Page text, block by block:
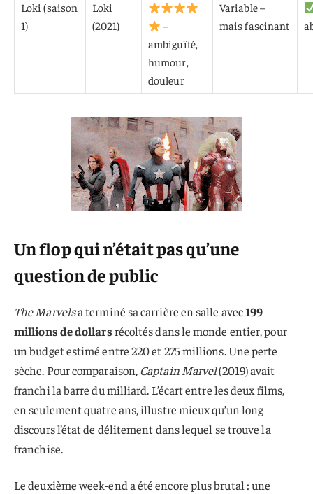
Loki (saison
1)
Loki
(2021)
–
ambiguïté,
humour,
douleur
Variable –
mais fascinant
Un flop qui n’était pas qu’une
question de public
The Marvelsa terminé sa carrière en salle avec199
millions de dollarsrécoltés dans le monde entier, pour
un budget estimé entre 220 et 275 millions. Une perte
sèche. Pour comparaison,Captain Marvel(2019) avait
franchi la barre du milliard. L’écart entre les deux films,
en seulement quatre ans, illustre mieux qu’un long
discours l’état de délitement dans lequel se trouve la
franchise.
Le deuxième week-end a été encore plus brutal : une